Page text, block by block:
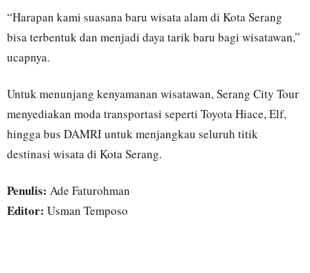
“Harapan kami suasana baru wisata alam di Kota Serang
bisa terbentuk dan menjadi daya tarik baru bagi wisatawan,”
ucapnya.
Untuk menunjang kenyamanan wisatawan, Serang City Tour
menyediakan moda transportasi seperti Toyota Hiace, Elf,
hingga bus DAMRI untuk menjangkau seluruh titik
destinasi wisata di Kota Serang.
Penulis: Ade Faturohman
Editor: Usman Temposo